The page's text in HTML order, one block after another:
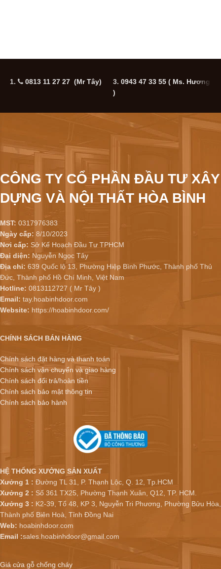
1. 0813 11 27 27 (Mr Tây) 3. 0943 47 33 55 ( Ms. Hương
)
CÔNG TY CỔ PHẦN ĐẦU TƯ XÂY
DỰNG VÀ NỘI THẤT HÒA BÌNH
MST: 0317976383
Ngày cấp: 8/10/2023
Nơi cấp: Sở Kế Hoạch Đầu Tư TPHCM
Đại diện: Nguyễn Ngọc Tây
Địa chỉ: 639 Quốc lộ 13, Phường Hiệp Bình Phước, Thành phố Thủ
Đức, Thành phố Hồ Chí Minh, Việt Nam
Hotline: 0813112727 ( Mr Tây )
Email: tay.hoabinhdoor.com
Website: https://hoabinhdoor.com/
CHÍNH SÁCH BÁN HÀNG
Chính sách đặt hàng và thanh toán
Chính sách vận chuyển và giao hàng
Chính sách đổi trả/hoàn tiền
Chính sách bảo mật thông tin
Chính sách bảo hành
HỆ THỐNG XƯỞNG SẢN XUẤT
Xưởng 1 : Đường TL 31, P. Thạnh Lộc, Q. 12, Tp.HCM
Xưởng 2 : Số 361 TX25, Phường Thạnh Xuân, Q12, TP. HCM.
Xưởng 3 : K2-39, Tổ 48, KP 3, Nguyễn Tri Phương, Phường Bửu Hòa,
Thành phố Biên Hoà, Tỉnh Đồng Nai
Web: hoabinhdoor.com
Email :sales.hoabinhdoor@gmail.com
Giá cửa gỗ chống cháy